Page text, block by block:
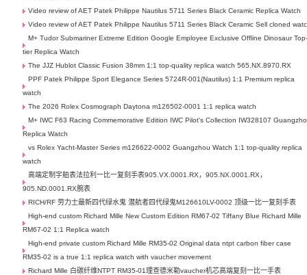
Video review of AET Patek Philippe Nautilus 5711 Series Black Ceramic Replica Watch
Video review of AET Patek Philippe Nautilus 5711 Series Black Ceramic Sell cloned
M+ Tudor Submariner Extreme Edition Google Employee Exclusive Offline Dinosaur
tier Replica Watch
The JJZ Hublot Classic Fusion 38mm 1:1 top-quality replica watch 565.NX.8970.RX
PPF Patek Philippe Sport Elegance Series 5724R-001(Nautilus) 1:1 Premium replica
watch
The 2026 Rolex Cosmograph Daytona m126502-0001 1:1 replica watch
M+ IWC F63 Racing Commemorative Edition IWC Pilot's Collection IW328107
Replica Watch
vs Rolex Yacht-Master Series m126622-0002 Guangzhou Watch 1:1 top-quality replica
watch
高端定制宇舶表法拉利一比一复刻手表905.VX.0001.RX，905.NX.0001.RX，
905.ND.0001.RX腕表
RICH/RF 劳力士最新四代绿水鬼 潜航者四代绿鬼M126610LV-0002 顶级一比一复刻手表
High-end custom Richard Mille New Custom Edition RM67-02 Tiffany Blue Richard Mille
RM67-02 1:1 Replica watch
High-end private custom Richard Mille RM35-02 Original data ntpt carbon fiber case
RM35-02 is a true 1:1 replica watch with vaucher movement
Richard Mille 白碳纤维NTPT RM35-01理查德米勒vaucher机芯高端复刻一比一手表